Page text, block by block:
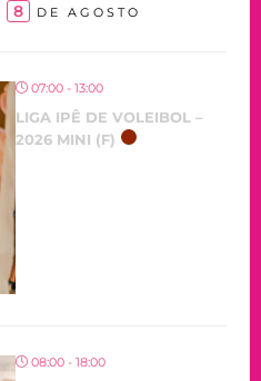
8 DE AGOSTO
07:00 - 13:00
LIGA IPÊ DE VOLEIBOL –
2026 MINI (F)
08:00 - 18:00